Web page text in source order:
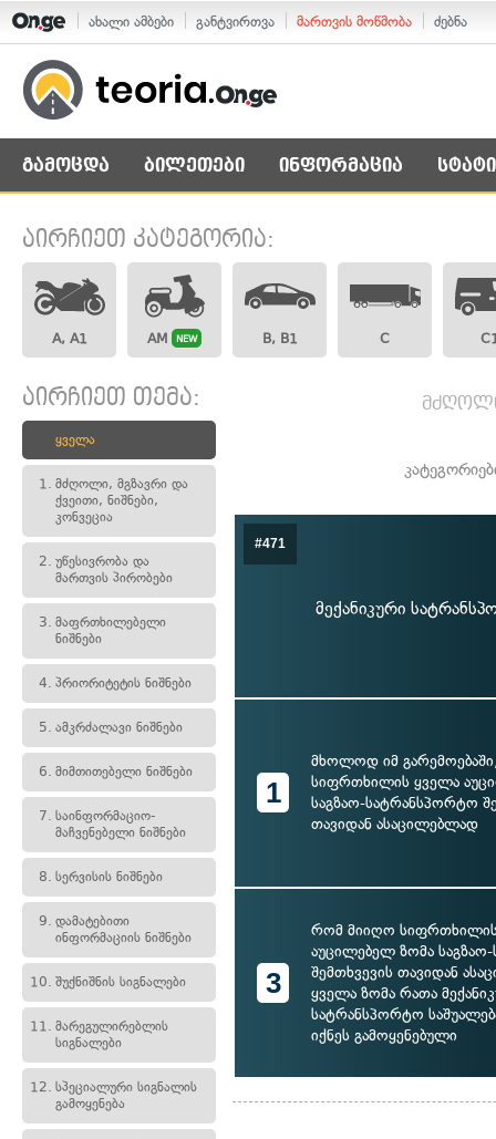
ახალი ამბები განტვირთვა მართვის მოწმობა ძებნა
გამოცდა ბილეთები ინფორმაცია
აირჩიეთ კატეგორია:
A, A1 AM NEW B, B1 C
აირჩიეთ თემა:
ყველა
1. მძღოლი, მგზავრი და
ქვეითი, ნიშნები,
კონვეცია
2. უწესივრობა და
მართვის პირობები
3. მაფრთხილებელი
ნიშნები
4. პრიორიტეტის ნიშნები
5. ამკრძალავი ნიშნები
6. მიმთითებელი ნიშნები
7. საინფორმაციო-
მაჩვენებელი ნიშნები
8. სერვისის ნიშნები
9. დამატებითი
ინფორმაციის ნიშნები
10. შუქნიშნის სიგნალები
11. მარეგულირებლის
სიგნალები
12. სპეციალური სიგნალის
გამოყენება
#471
მექანიკური
1
მხოლოდ იმ
სიფრთხილის ყველა
საგზაო-სატრანსპორტო
თავიდან ასაცილებლად
3
რომ მიიღო
აუცილებელ ზომა
შემთხვევის თავიდან
ყველა ზომა რათა
სატრანსპორტო
იქნეს გამოყენებული